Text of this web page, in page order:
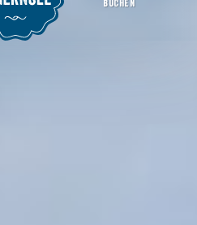
Heimatführerin Barbara Filipp
BUCHEN